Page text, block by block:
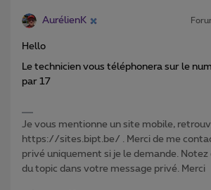
AurélienK
Hello
Le technicien vous téléphonera sur le
par 17
Je vous mentionne un site mobile,
https://sites.bipt.be/ . Merci de me
privé uniquement si je le demande.
du topic dans votre message privé. Merci